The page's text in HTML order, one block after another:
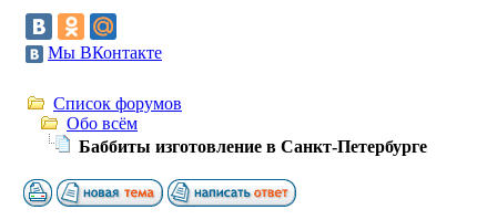
Мы ВКонтакте
Список форумов
Обо всём
Баббиты изготовление в Санкт-Петербурге